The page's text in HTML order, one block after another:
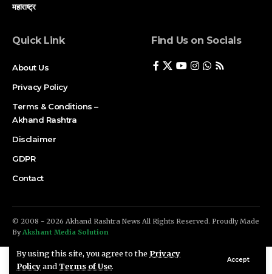
By using this site, you agree to the Privacy
Policyand Terms of Use.
Accept
महाराष्ट्र
Quick Link
About Us
Privacy Policy
Terms & Conditions –
Akhand Rashtra
Disclaimer
GDPR
Contact
Find Us on Socials
© 2008 - 2026 Akhand Rashtra News All Rights Reserved. Proudly Made
ByAkshant Media Solution